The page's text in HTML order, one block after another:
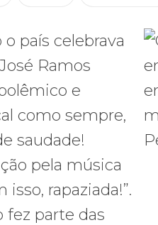
país celebrava
Ramos
e
como sempre,
saudade!
pela música
rapaziada!”.
fez parte das